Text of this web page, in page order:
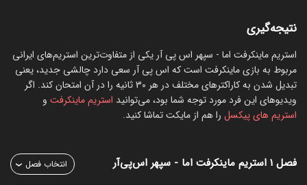
نتیجه‌گیری
استریم ماینکرفت اما - سپهر اس پی آر یکی از متفاوت‌ترین استریم‌های ایرانی
مربوط به بازی ماینکرفت است که اس پی آر سعی دارد چالشی جدید، یعنی
تبدیل شدن به کاراکترهای مختلف در هر 30 ثانیه را در آن امتحان کند. اگر
ویدیوهای این فرد مورد توجه شما بود، می‌توانید استریم ماینکرفت و
استریم های پیکسل را هم از مایکت تماشا کنید.
فصل ۱ استریم ماینکرفت اما - سپهر اس‌پی‌آر انتخاب فصل